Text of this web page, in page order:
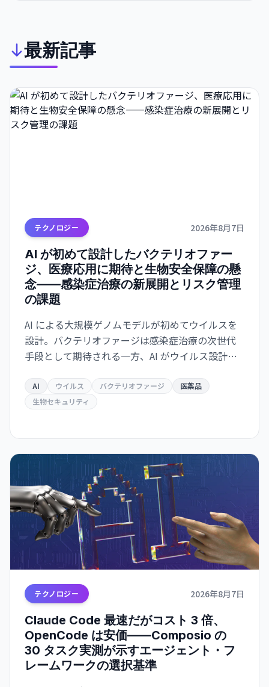
みており、AI 企業のインフラ自給戦略が急速に進展してい
最新記事
テクノロジー 2026年8月7日
AI が初めて設計したバクテリオファー
ジ、医療応用に期待と生物安全保障の懸
念——感染症治療の新展開とリスク管理
の課題
AI による大規模ゲノムモデルが初めてウイルスを
設計。バクテリオファージは感染症治療の次世代
手段として期待される一方、AI がウイルス設計能
点を意味する。
AI ウイルス バクテリオファージ
医薬品
生物セキュリティ
テクノロジー 2026年8月7日
Claude Code 最速だがコスト 3 倍、
OpenCode は安価——Composio の
30 タスク実測が示すエージェント・フ
レームワークの選択基準